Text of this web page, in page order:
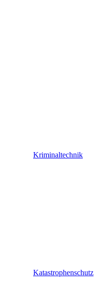
Kriminaltechnik
Katastrophenschutz